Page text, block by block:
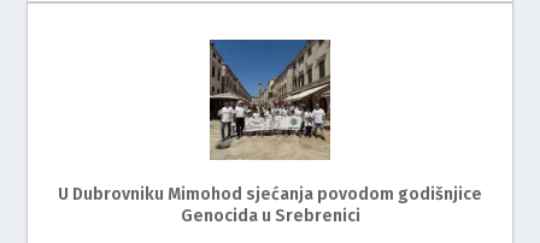
U Dubrovniku Mimohod sjećanja povodom godišnjice
Genocida u Srebrenici